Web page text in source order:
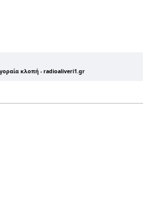
κλοπή - radioaliveri1.gr